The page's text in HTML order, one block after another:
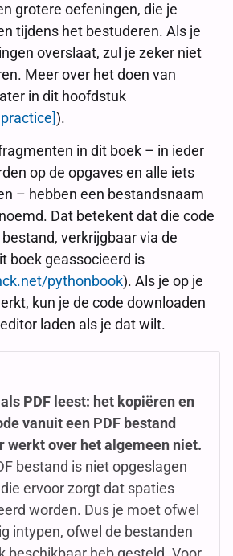
grotere oefeningen, die je
tijdens het bestuderen. Als je
overslaat, zul je zeker niet
Meer over het doen van
in dit hoofdstuk
).
in dit boek – in ieder
op de opgaves en alle iets
– hebben een bestandsnaam
Dat betekent dat die code
verkrijgbaar via de
boek geassocieerd is
pythonbook). Als je op je
kun je de code downloaden
laden als je dat wilt.
PDF leest: het kopiëren en
vanuit een PDF bestand
werkt over het algemeen niet.
bestand is niet opgeslagen
ervoor zorgt dat spaties
worden. Dus je moet ofwel
intypen, ofwel de bestanden